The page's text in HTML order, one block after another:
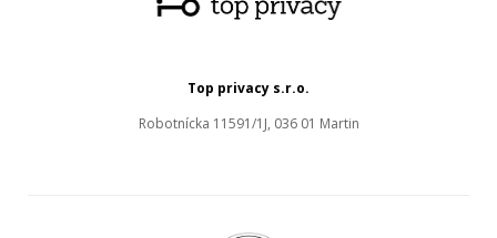
Top privacy s.r.o.
Robotnícka 11591/1J, 036 01 Martin